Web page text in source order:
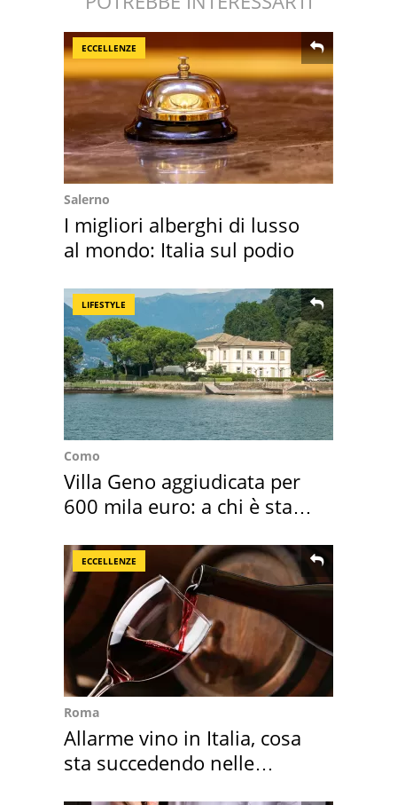
ECCELLENZE
Salerno
I migliori alberghi di lusso
al mondo: Italia sul podio
LIFESTYLE
Como
Villa Geno aggiudicata per
600 mila euro: a chi è stata
ECCELLENZE
Roma
Allarme vino in Italia, cosa
sta succedendo nelle